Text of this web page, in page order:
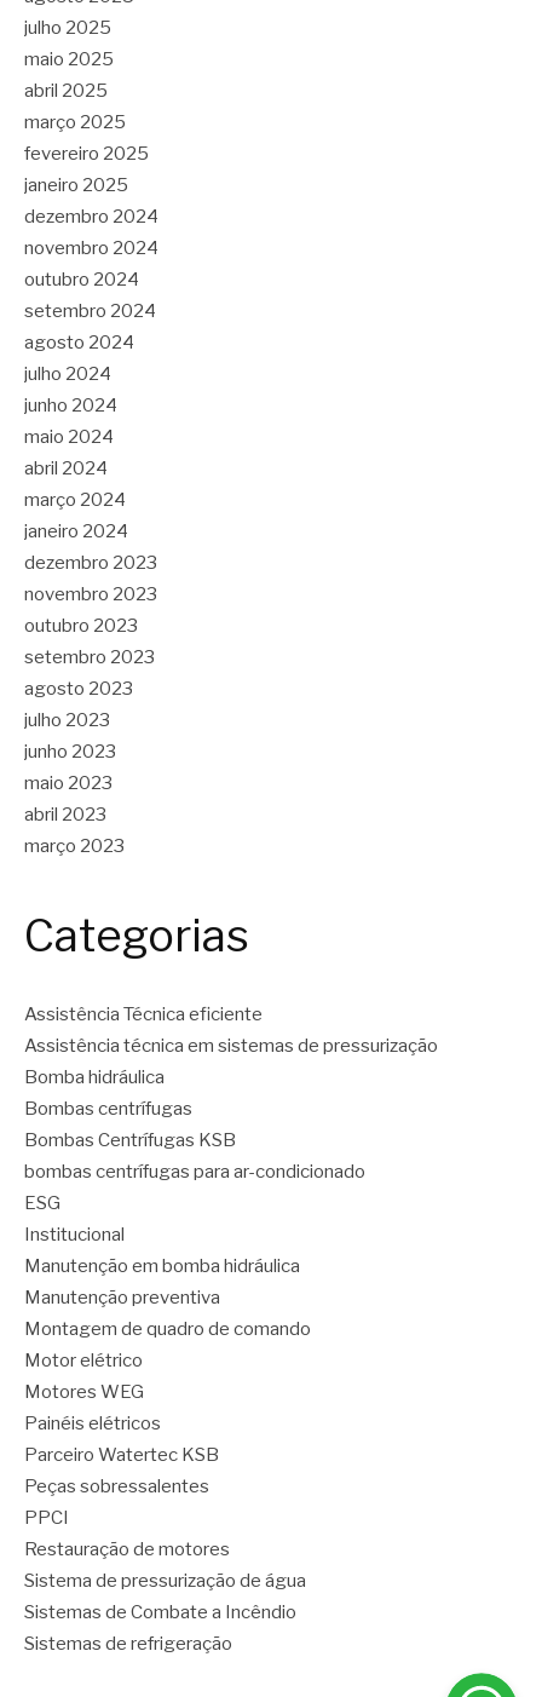
julho 2025
maio 2025
abril 2025
março 2025
fevereiro 2025
janeiro 2025
dezembro 2024
novembro 2024
outubro 2024
setembro 2024
agosto 2024
julho 2024
junho 2024
maio 2024
abril 2024
março 2024
janeiro 2024
dezembro 2023
novembro 2023
outubro 2023
setembro 2023
agosto 2023
julho 2023
junho 2023
maio 2023
abril 2023
março 2023
Categorias
Assistência Técnica eficiente
Assistência técnica em sistemas de pressurização
Bomba hidráulica
Bombas centrífugas
Bombas Centrífugas KSB
bombas centrífugas para ar-condicionado
ESG
Institucional
Manutenção em bomba hidráulica
Manutenção preventiva
Montagem de quadro de comando
Motor elétrico
Motores WEG
Painéis elétricos
Parceiro Watertec KSB
Peças sobressalentes
PPCI
Restauração de motores
Sistema de pressurização de água
Sistemas de Combate a Incêndio
Sistemas de refrigeração